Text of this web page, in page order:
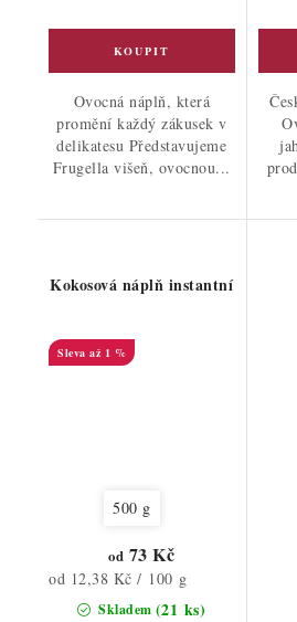
Ovocná náplň, která
promění každý zákusek v
delikatesu Představujeme
Frugella višeň, ovocnou...
Kokosová náplň instantní
až 1 %
500 g
Skladem (21 ks)
od 73 Kč
Měrná
cena:
od 12,38 Kč / 100 g